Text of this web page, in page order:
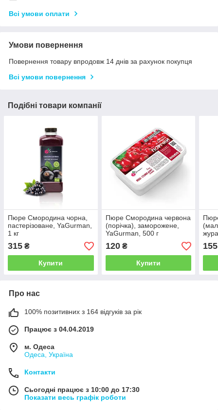
Всі умови оплати
Умови повернення
Повернення товару впродовж 14 днів за рахунок покупця
Всі умови повернення
Подібні товари компанії
Пюре Смородина чорна,
пастерізоване, YaGurman,
1 кг
315 ₴
Купити
Пюре Смородина червона
(порічка), заморожене,
YaGurman, 500 г
120₴
Купити
500
155
Про нас
100% позитивних з 164 відгуків за рік
Працює з 04.04.2019
м. Одеса
Одеса, Україна
Контакти
Сьогодні працює з 10:00 до 17:30
Показати весь графік роботи